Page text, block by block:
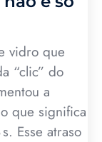
vidro que
“clic” do
a
que significa
Esse atraso